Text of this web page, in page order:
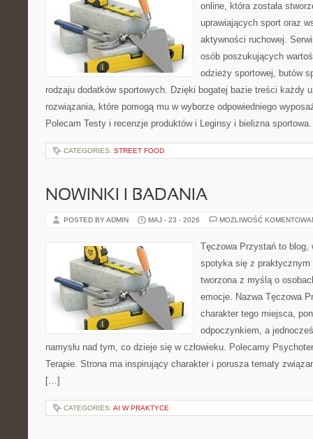
online, która została
uprawiających sport oraz
aktywności ruchowej.
osób poszukujących
odzieży sportowej, butów
rodzaju dodatków sportowych. Dzięki bogatej bazie treści każdy
rozwiązania, które pomogą mu w wyborze odpowiedniego
Polecam Testy i recenzje produktów i Leginsy i bielizna
CATEGORIES: STREET FOOD
NOWINKI I BADANIA
POSTED BY ADMIN MAJ - 23 - 2026 MOŻLIWOŚĆ
Tęczowa Przystań to
spotyka się z praktycznym
tworzona z myślą o
emocje. Nazwa Tęczowa
charakter tego miejsca,
odpoczynkiem, a
namysłu nad tym, co dzieje się w człowieku. Polecamy
Terapie. Strona ma inspirujący charakter i porusza tematy
[…]
CATEGORIES: AI W PRAKTYCE